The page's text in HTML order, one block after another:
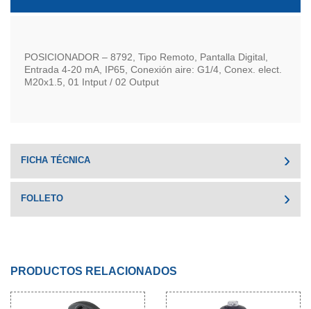
POSICIONADOR – 8792, Tipo Remoto, Pantalla Digital,
Entrada 4-20 mA, IP65, Conexión aire: G1/4, Conex. elect.
M20x1.5, 01 Intput / 02 Output
FICHA TÉCNICA
FOLLETO
PRODUCTOS RELACIONADOS